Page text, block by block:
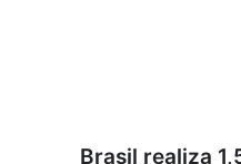
Brasil realiza